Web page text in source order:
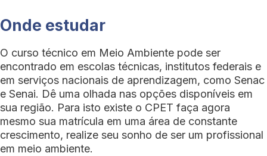
Onde estudar
O curso técnico em Meio Ambiente pode ser
encontrado em escolas técnicas, institutos federais e
em serviços nacionais de aprendizagem, como Senac
e Senai. Dê uma olhada nas opções disponíveis em
sua região. Para isto existe o CPET faça agora
mesmo sua matrícula em uma área de constante
crescimento, realize seu sonho de ser um profissional
em meio ambiente.